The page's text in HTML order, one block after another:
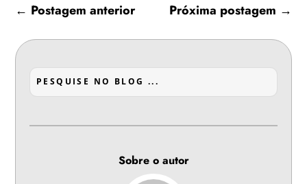
← Postagem anterior Próxima postagem →
Sobre o autor